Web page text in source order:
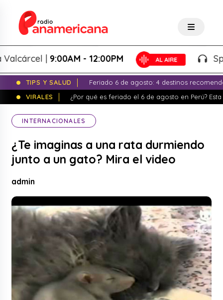
|9:00AM - 12:00PM
TIPS Y SALUD
Feriado 6 de agosto: 4 destinos
VIRALES
¿Por qué es feriado el 6 de agosto en Perú?
INTERNACIONALES
¿Te imaginas a una rata durmiendo
junto a un gato? Mira el video
admin